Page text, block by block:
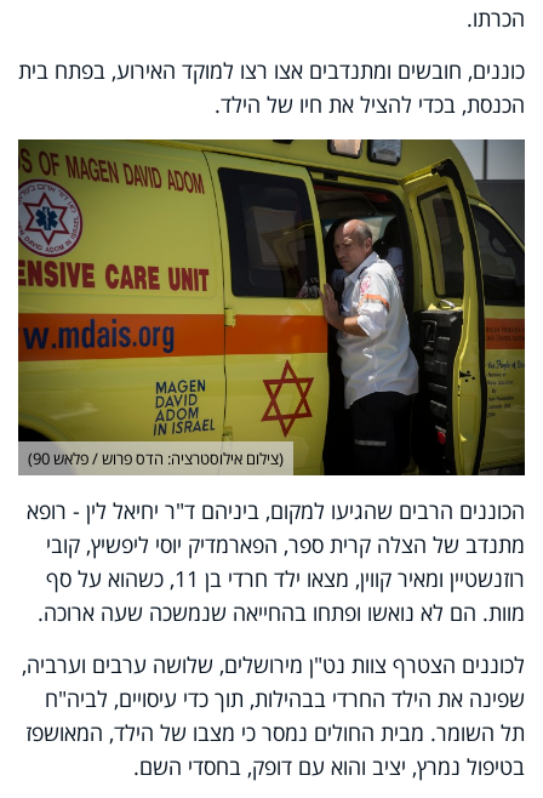
הכרתו.
כוננים, חובשים ומתנדבים אצו רצו למוקד האירוע, בפתח בית
הכנסת, בכדי להציל את חיו של הילד.
(צילום אילוסטרציה: הדס פרוש / פלאש 90)
הכוננים הרבים שהגיעו למקום, ביניהם ד"ר יחיאל לין - רופא
מתנדב של הצלה קרית ספר, הפארמדיק יוסי ליפשיץ, קובי
רוזנשטיין ומאיר קווין, מצאו ילד חרדי בן 11, כשהוא על סף
מוות. הם לא נואשו ופתחו בהחייאה שנמשכה שעה ארוכה.
לכוננים הצטרף צוות נט"ן מירושלים, שלושה ערבים וערביה,
שפינה את הילד החרדי בבהילות, תוך כדי עיסויים, לביה"ח
תל השומר. מבית החולים נמסר כי מצבו של הילד, המאושפז
בטיפול נמרץ, יציב והוא עם דופק, בחסדי השם.